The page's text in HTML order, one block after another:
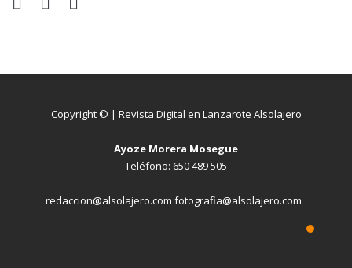
Copyright © | Revista Digital en Lanzarote Alsolajero
Ayoze Morera Mosegue
Teléfono: 650 489 505
redaccion@alsolajero.com fotografia@alsolajero.com